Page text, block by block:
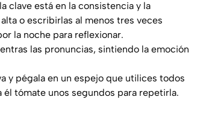
clave está en la consistencia y la
o escribirlas al menos tres veces
la noche para reflexionar.
las pronuncias, sintiendo la emoción
y pégala en un espejo que utilices todos
tómate unos segundos para repetirla.